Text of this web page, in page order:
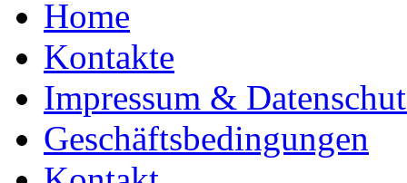
Home
Kontakte
Impressum &
Geschäftsbedingungen